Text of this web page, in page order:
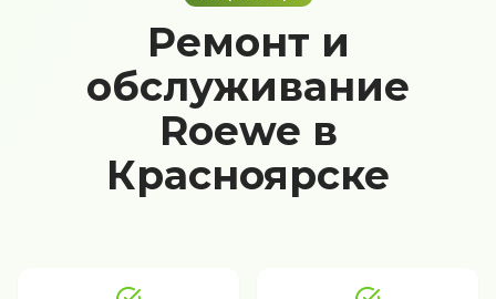
Ремонт и
обслуживание
Roewe в
Красноярске